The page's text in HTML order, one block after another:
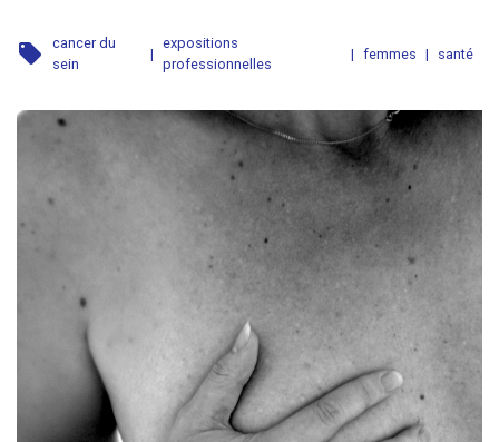
local_offer
cancer du
sein
|
expositions
professionnelles
| femmes | santé